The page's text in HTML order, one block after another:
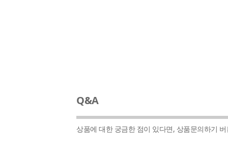
Q&A
상품에 대한 궁금한 점이 있다면, 상품문의하기